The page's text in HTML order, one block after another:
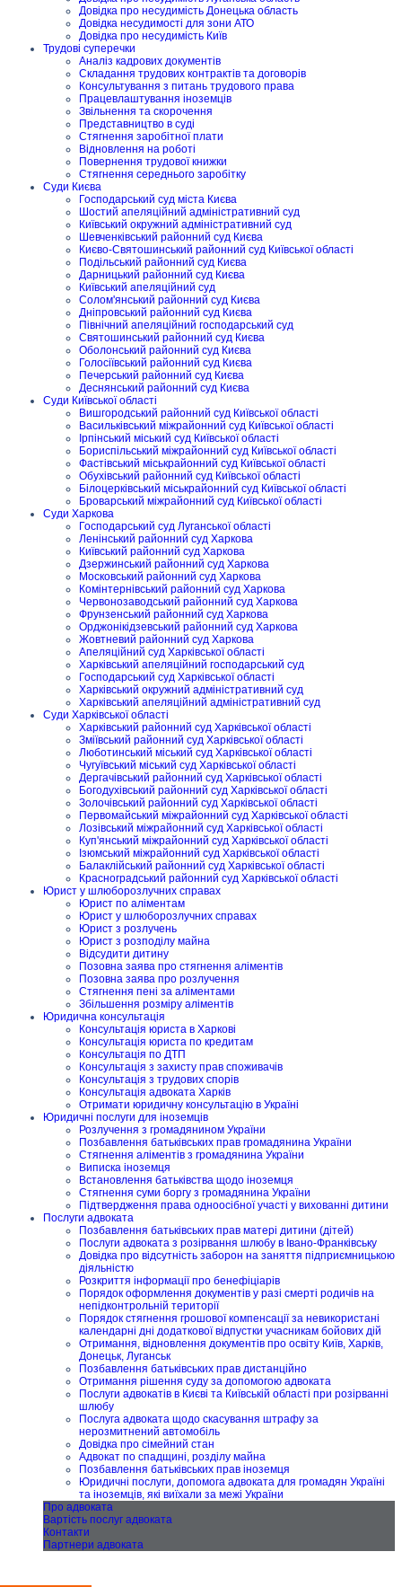
Довідка про несудимість Донецька область
Довідка несудимості для зони АТО
Довідка про несудимість Київ
Трудові суперечки
Аналіз кадрових документів
Складання трудових контрактів та договорів
Консультування з питань трудового права
Працевлаштування іноземців
Звільнення та скорочення
Представництво в суді
Стягнення заробітної плати
Відновлення на роботі
Повернення трудової книжки
Стягнення середнього заробітку
Суди Києва
Господарський суд міста Києва
Шостий апеляційний адміністративний суд
Київський окружний адміністративний суд
Шевченківський районний суд Києва
Києво-Святошинський районний суд Київської області
Подільський районний суд Києва
Дарницький районний суд Києва
Київський апеляційний суд
Солом'янський районний суд Києва
Дніпровський районний суд Києва
Північний апеляційний господарський суд
Святошинський районний суд Києва
Оболонський районний суд Києва
Голосіївський районний суд Києва
Печерський районний суд Києва
Деснянський районний суд Києва
Суди Київської області
Вишгородський районний суд Київської області
Васильківський міжрайонний суд Київської області
Ірпінський міський суд Київської області
Бориспільський міжрайонний суд Київської області
Фастівський міськрайонний суд Київської області
Обухівський районний суд Київської області
Білоцерківський міськрайонний суд Київської області
Броварський міжрайонний суд Київської області
Суди Харкова
Господарський суд Луганської області
Ленінський районний суд Харкова
Київський районний суд Харкова
Дзержинський районний суд Харкова
Московський районний суд Харкова
Комінтернівський районний суд Харкова
Червонозаводський районний суд Харкова
Фрунзенський районний суд Харкова
Орджонікідзевський районний суд Харкова
Жовтневий районний суд Харкова
Апеляційний суд Харківської області
Харківський апеляційний господарський суд
Господарський суд Харківської області
Харківський окружний адміністративний суд
Харківський апеляційний адміністративний суд
Суди Харківської області
Харківський районний суд Харківської області
Зміївський районний суд Харківської області
Люботинський міський суд Харківської області
Чугуївський міський суд Харківської області
Дергачівський районний суд Харківської області
Богодухівський районний суд Харківської області
Золочівський районний суд Харківської області
Первомайський міжрайонний суд Харківської області
Лозівський міжрайонний суд Харківської області
Куп'янський міжрайонний суд Харківської області
Ізюмський міжрайонний суд Харківської області
Балаклійський районний суд Харківської області
Красноградський районний суд Харківської області
Юрист у шлюборозлучних справах
Юрист по аліментам
Юрист у шлюборозлучних справах
Юрист з розлучень
Юрист з розподілу майна
Відсудити дитину
Позовна заява про стягнення аліментів
Позовна заява про розлучення
Стягнення пені за аліментами
Збільшення розміру аліментів
Юридична консультація
Консультація юриста в Харкові
Консультація юриста по кредитам
Консультація по ДТП
Консультація з захисту прав споживачів
Консультація з трудових спорів
Консультація адвоката Харків
Отримати юридичну консультацію в Україні
Юридичні послуги для іноземців
Розлучення з громадянином України
Позбавлення батьківських прав громадянина України
Стягнення аліментів з громадянина України
Виписка іноземця
Встановлення батьківства щодо іноземця
Стягнення суми боргу з громадянина України
Підтвердження права одноосібної участі у вихованні дитини
Послуги адвоката
Позбавлення батьківських прав матері дитини (дітей)
Послуги адвоката з розірвання шлюбу в Івано-Франківську
Довідка про відсутність заборон на заняття підприємницькою
діяльністю
Розкриття інформації про бенефіціарів
Порядок оформлення документів у разі смерті родичів на
непідконтрольній території
Порядок стягнення грошової компенсації за невикористані
календарні дні додаткової відпустки учасникам бойових дій
Отримання, відновлення документів про освіту Київ, Харків,
Донецьк, Луганськ
Позбавлення батьківських прав дистанційно
Отримання рішення суду за допомогою адвоката
Послуги адвокатів в Києві та Київській області при розірванні
шлюбу
Послуга адвоката щодо скасування штрафу за
нерозмитнений автомобіль
Довідка про сімейний стан
Адвокат по спадщині, розділу майна
Позбавлення батьківських прав іноземця
Юридичні послуги, допомога адвоката для громадян Україні
та іноземців, які виїхали за межі України
Про адвоката
Вартість послуг адвоката
Контакти
Партнери адвоката